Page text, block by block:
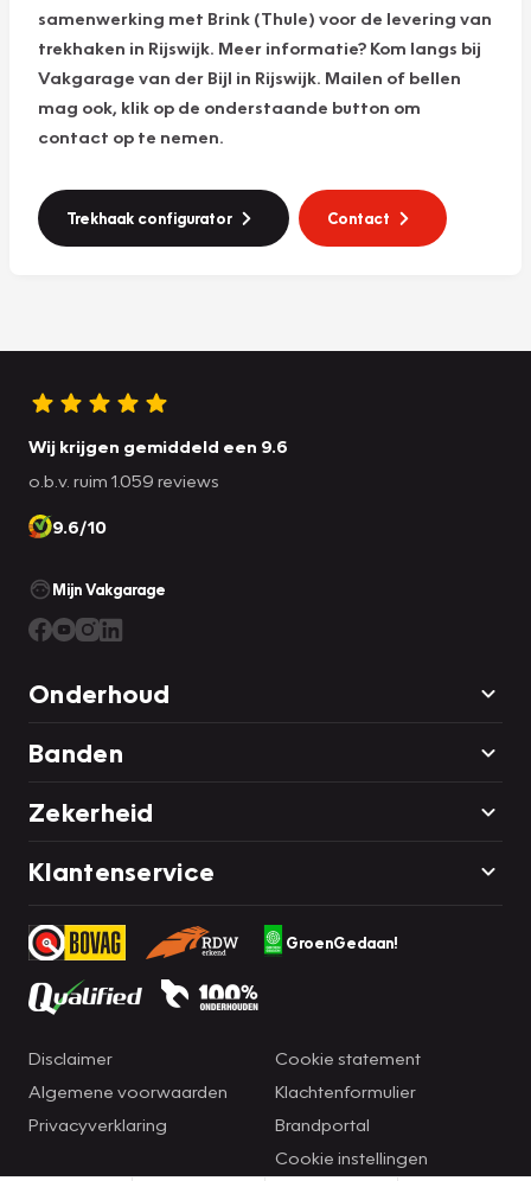
samenwerking met Brink (Thule) voor de levering van
trekhaken in Rijswijk. Meer informatie? Kom langs bij
Vakgarage van der Bijl in Rijswijk. Mailen of bellen
mag ook, klik op de onderstaande button om
contact op te nemen.
Trekhaak configurator Contact
Wij krijgen gemiddeld een 9.6
o.b.v. ruim 1.059 reviews
9.6/10
Mijn Vakgarage
Onderhoud
Banden
Zekerheid
Klantenservice
GroenGedaan!
Disclaimer
Algemene voorwaarden
Privacyverklaring
Cookie statement
Klachtenformulier
Brandportal
Cookie instellingen